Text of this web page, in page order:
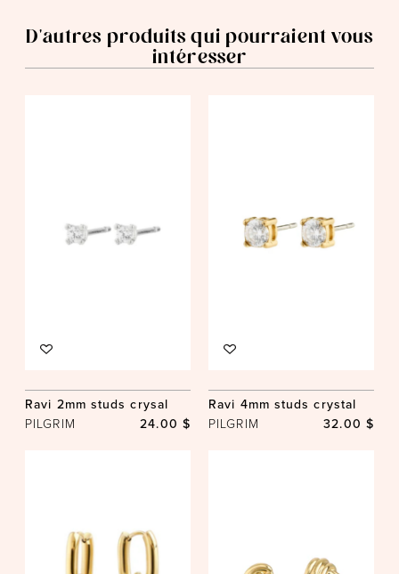
D'autres produits qui pourraient vous
intéresser
Ravi 2mm studs crysal
PILGRIM 24.00 $
Ravi 4mm studs crystal
PILGRIM 32.00 $